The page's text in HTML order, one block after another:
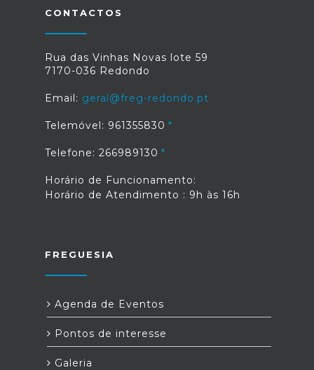
CONTACTOS
Rua das Vinhas Novas lote 59
7170-036 Redondo
Email: geral@freg-redondo.pt
Telemóvel: 961355830
Telefone: 266989130
Horário de Funcionamento:
Horário de Atendimento : 9h às 16h
FREGUESIA
Agenda de Eventos
Pontos de interesse
Galeria